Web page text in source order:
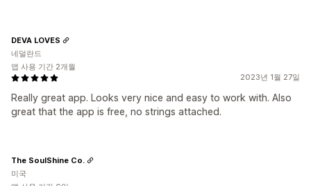
2023년 1월 27일
Really great app. Looks very nice and easy to work with. Also
great that the app is free, no strings attached.
DEVA LOVES
네덜란드
앱 사용 기간 2개월
The SoulShine Co.
미국